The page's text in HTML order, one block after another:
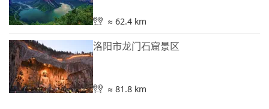
≈ 62.4 km
洛阳市龙门石窟景区
≈ 81.8 km